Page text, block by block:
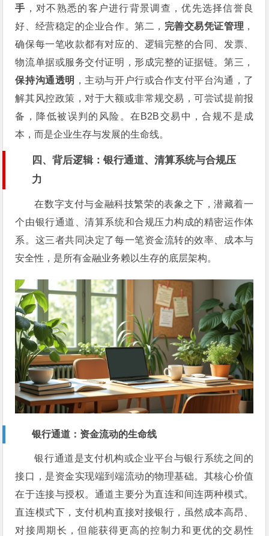
手 ，对不熟悉的客户进行背景调查，优先选择信誉良
好、经营稳定的企业合作。第二， 完善交易凭证管理 ，
确保每一笔收款都有对应的、逻辑完整的合同、发票、
物流单据或服务交付证明，形成完整的证据链。第三，
保持沟通透明 ，主动与开户行或合作支付平台沟通，了
解其风控政策，对于大额或非常规交易，可尝试提前报
备，降低被误判的风险。在B2B交易中，合规不是成
本，而是企业生存与发展的生命线。
四、背后逻辑：银行通道、清算系统与合规压
力
在数字支付与金融科技繁荣的表象之下，潜藏着一
个由银行通道、清算系统和合规压力构成的精密运作体
系。这三者共同决定了每一笔资金流转的效率、成本与
安全性，是所有金融业务赖以生存的底层架构。
银行通道：资金流动的生命线
银行通道是支付机构或企业平台与银行系统之间的
接口，是资金实现端到端流动的物理基础。其核心价值
在于连接与授权。通道主要分为直连和间连两种模式。
直连模式下，支付机构直接对接银行，虽然成本高昂、
对接周期长，但能获得更高的控制力和更优的交易性